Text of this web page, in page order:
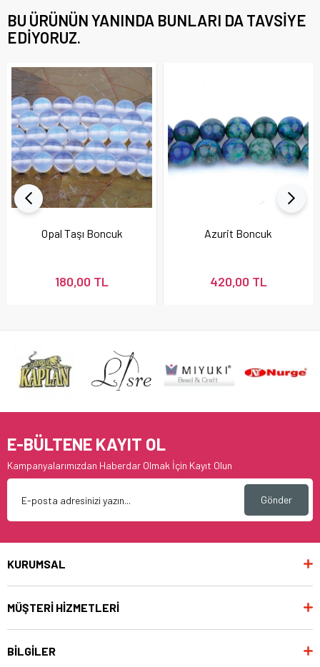
BU ÜRÜNÜN YANINDA BUNLARI DA TAVSIYE
EDIYORUZ.
Opal Taşı Boncuk
180,00 TL
Azurit Boncuk
420,00 TL
E-BÜLTENE KAYIT OL
Kampanyalarımızdan Haberdar Olmak İçin Kayıt Olun
Gönder
KURUMSAL
MÜŞTERİ HİZMETLERİ
BİLGİLER